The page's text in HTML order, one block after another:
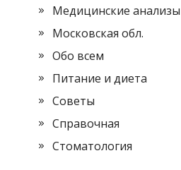
Медицинские анализы
Московская обл.
Обо всем
Питание и диета
Советы
Справочная
Стоматология